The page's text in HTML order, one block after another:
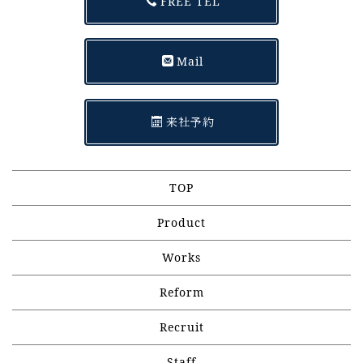
Mail
来社予約
TOP
Product
Works
Reform
Recruit